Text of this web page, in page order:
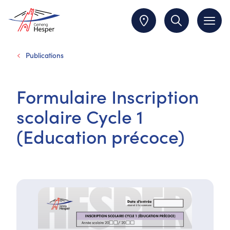
Publications
Formulaire Inscription
scolaire Cycle 1
(Education précoce)